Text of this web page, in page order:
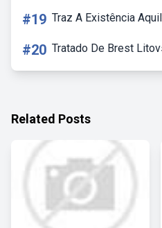
#19 Traz A Existência
#20 Tratado De Brest
Related Posts